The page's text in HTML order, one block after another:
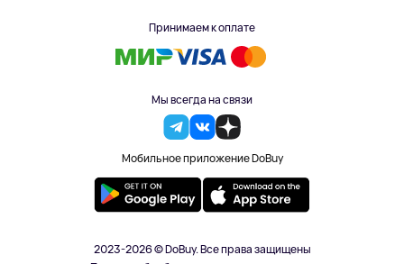
Принимаем к оплате
Мы всегда на связи
Мобильное приложение DoBuy
2023-2026 © DoBuy. Все права защищены